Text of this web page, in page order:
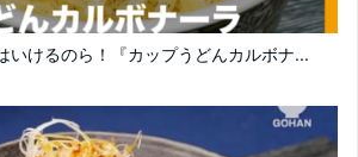
いけるのら！『カップうどんカルボナ...